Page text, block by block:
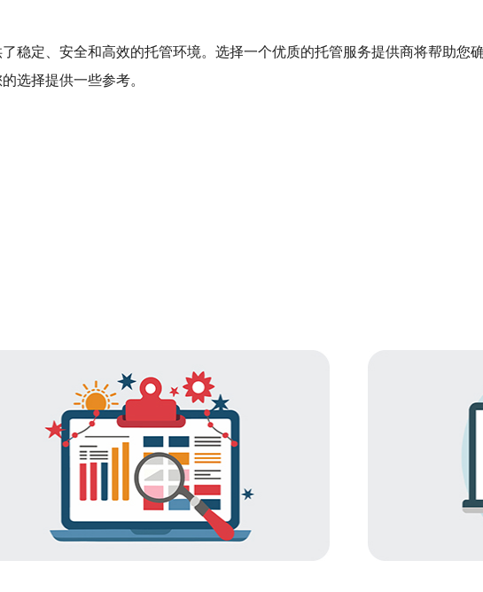
稳定、安全和高效的托管环境。选择一个优质的托管服务提供商将帮助您
选择提供一些参考。